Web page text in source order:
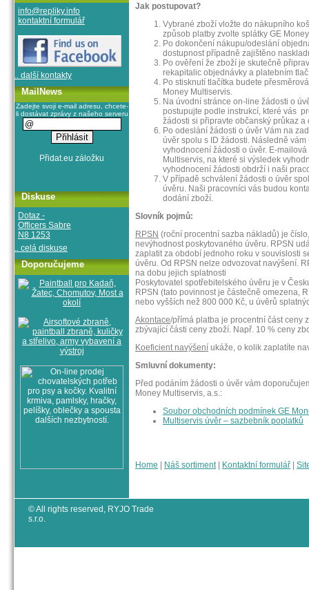
Jak postupovat?
Vybrané zboží vložte do nákupního
způsob platby zvolte splátky GE
Po dokončení nákupu/odeslání
dostupnost případně zajištěno
Po ověření že zboží je skutečně
rekapitalic objednávky a platebním
Po stisknutí tlačítka budete
Money Multiservis.
Na úvodní stránce on-line žádosti o
postupujte podle instrukcí, které vás
žádosti si připravte občanský průkaz a
Po odeslání žádosti o úvěr Vám na
úvěr spolu s ID žádosti. Následně
vyhodnocení žádosti o úvěr. E-
Multiservis, na které si výsledek
vyhodnocení žádosti obdrží i naši
V případě schválení žádosti o úvěr
úvěru. Naši pracovníci vás budou
dodání zboží.
Slovník pojmů:
RPSN (roční procentní sazba nákladů) je
nevýhodnost poskytovaného úvěru. RPSN
zaplatit za období jednoho roku v souvislosti
úvěru. Od RPSN nelze odvozovat navýšení.
na dobu jejich splatnosti
Poskytovatel spotřebitelského úvěru je v
RPSN (tato povinnost je částečně omezena,
nebo vyšších než 800 000 Kč, u úvěrů
Akontace/přímá platba je procentní část ceny
zbývající části ceny zboží. Např. 10 % ceny
Koeficient navýšení ukáže, o kolik zaplatíte
Smluvní dokumenty:
Před podáním žádosti o úvěr vám
Money Multiservis, a.s.:
Soubor obchodních podmínek GE
Multiservis úvěr – sazbebník poplatků
Home Náš sortiment| Kontaktní formulář
info@repliky.info
kontaktní formulář
.. další kontakty
MailNews
Zadejte svoji e-mail adresu, chcete-
li dostávat zprávy z našeho serveru
Diskuse
Dotaz -
Officers Sabre
N8 1253
.. celá diskuse
Doporučujeme
© All rights reserved, RYJO Trade
s.r.o.